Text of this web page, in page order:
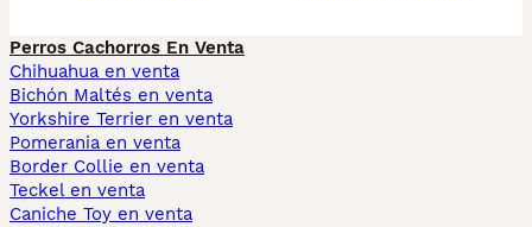
Perros Cachorros En Venta
Chihuahua en venta
Bichón Maltés en venta
Yorkshire Terrier en venta
Pomerania en venta
Border Collie en venta
Teckel en venta
Caniche Toy en venta